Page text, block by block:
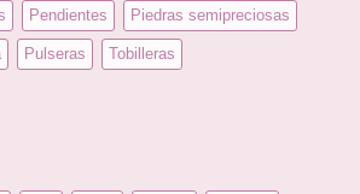
Pendientes Piedras semipreciosas
Pulseras Tobilleras